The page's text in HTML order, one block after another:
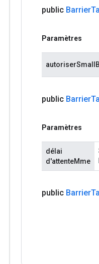
public Barrier
Paramètres
public Barrier
Paramètres
délai
d'attenteMme
public Barrier